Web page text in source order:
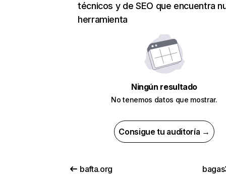
técnicos y de SEO que encuentra
herramienta
Ningún resultado
No tenemos datos que mostrar.
Consigue tu auditoría →
bafta.org